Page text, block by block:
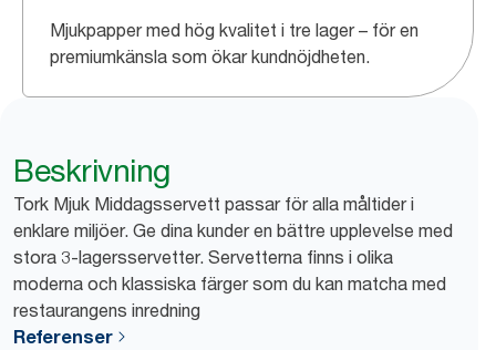
Mjukpapper med hög kvalitet i tre lager – för en
premiumkänsla som ökar kundnöjdheten.
Beskrivning
Tork Mjuk Middagsservett passar för alla måltider i
enklare miljöer. Ge dina kunder en bättre upplevelse med
stora 3-lagersservetter. Servetterna finns i olika
moderna och klassiska färger som du kan matcha med
restaurangens inredning
Referenser